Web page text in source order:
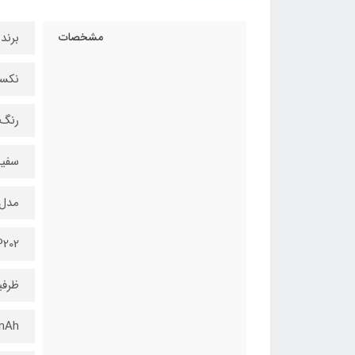
مشخصات برند
رنگ